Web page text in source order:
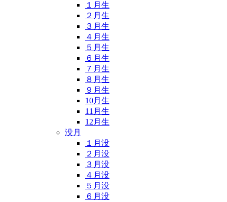
１月生
２月生
３月生
４月生
５月生
６月生
７月生
８月生
９月生
10月生
11月生
12月生
没月
１月没
２月没
３月没
４月没
５月没
６月没